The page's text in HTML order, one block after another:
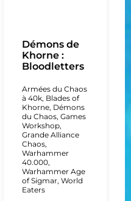
Démons de
Khorne :
Bloodletters
Armées du Chaos
à 40k, Blades of
Khorne, Démons
du Chaos, Games
Workshop,
Grande Alliance
Chaos,
Warhammer
40.000,
Warhammer Age
of Sigmar, World
Eaters